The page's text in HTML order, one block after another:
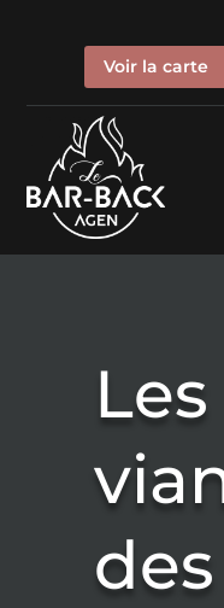
Voir la carte
Les
des